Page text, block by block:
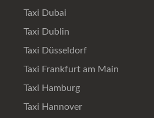
Taxi Dubai
Taxi Dublin
Taxi Düsseldorf
Taxi Frankfurt am Main
Taxi Hamburg
Taxi Hannover